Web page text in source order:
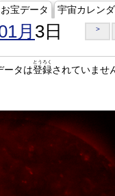
お宝データ 宇宙カレン
月 3日 >
ータは登録
とうろく
されていませ